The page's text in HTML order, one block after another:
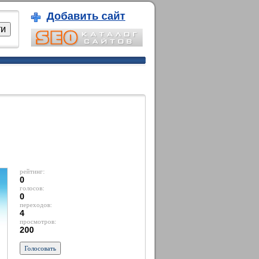
Добавить сайт
рейтинг:
0
голосов:
0
переходов:
4
просмотров:
200